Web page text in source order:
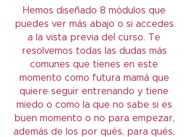
Hemos diseñado 8 módulos que
puedes ver más abajo o si accedes
a la vista previa del curso. Te
resolvemos todas las dudas más
comunes que tienes en este
momento como futura mamá que
quiere seguir entrenando y tiene
miedo o como la que no sabe si es
buen momento o no para empezar,
además de los por qués, para qués,